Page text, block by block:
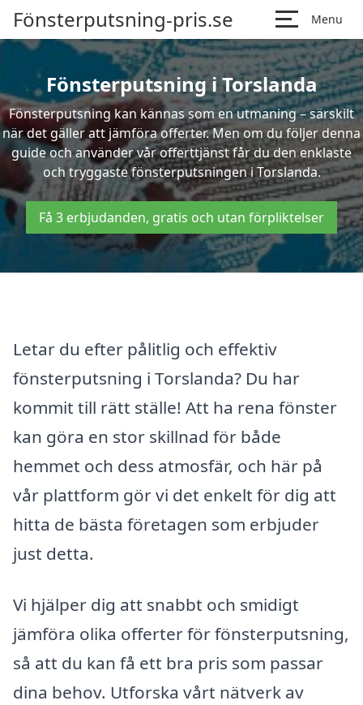
Fönsterputsning-pris.se Menu
Fönsterputsning i Torslanda
Fönsterputsning kan kännas som en utmaning – särskilt
när det gäller att jämföra offerter. Men om du följer denna
guide och använder vår offerttjänst får du den enklaste
och tryggaste fönsterputsningen i Torslanda.
Få 3 erbjudanden, gratis och utan förpliktelser
Letar du efter pålitlig och effektiv
fönsterputsning i Torslanda? Du har
kommit till rätt ställe! Att ha rena fönster
kan göra en stor skillnad för både
hemmet och dess atmosfär, och här på
vår plattform gör vi det enkelt för dig att
hitta de bästa företagen som erbjuder
just detta.
Vi hjälper dig att snabbt och smidigt
jämföra olika offerter för fönsterputsning,
så att du kan få ett bra pris som passar
dina behov. Utforska vårt nätverk av